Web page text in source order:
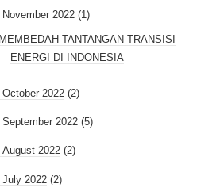
November 2022 (1)
TANTANGAN TRANSISI
ENERGI DI INDONESIA
October 2022 (2)
September 2022 (5)
August 2022 (2)
July 2022 (2)